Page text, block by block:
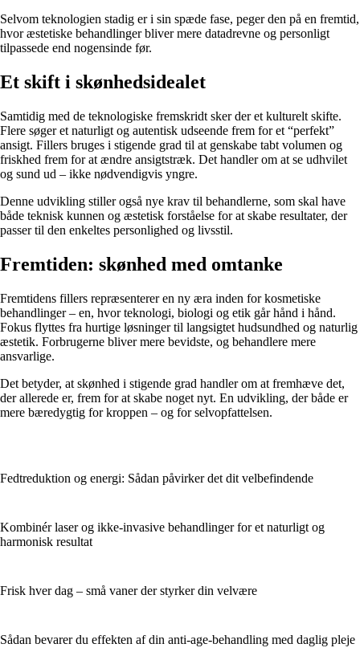
Selvom teknologien stadig er i sin spæde fase, peger den på en fremtid,
hvor æstetiske behandlinger bliver mere datadrevne og personligt
tilpassede end nogensinde før.
Et skift i skønhedsidealet
Samtidig med de teknologiske fremskridt sker der et kulturelt skifte.
Flere søger et naturligt og autentisk udseende frem for et “perfekt”
ansigt. Fillers bruges i stigende grad til at genskabe tabt volumen og
friskhed frem for at ændre ansigtstræk. Det handler om at se udhvilet
og sund ud – ikke nødvendigvis yngre.
Denne udvikling stiller også nye krav til behandlerne, som skal have
både teknisk kunnen og æstetisk forståelse for at skabe resultater, der
passer til den enkeltes personlighed og livsstil.
Fremtiden: skønhed med omtanke
Fremtidens fillers repræsenterer en ny æra inden for kosmetiske
behandlinger – en, hvor teknologi, biologi og etik går hånd i hånd.
Fokus flyttes fra hurtige løsninger til langsigtet hudsundhed og naturlig
æstetik. Forbrugerne bliver mere bevidste, og behandlere mere
ansvarlige.
Det betyder, at skønhed i stigende grad handler om at fremhæve det,
der allerede er, frem for at skabe noget nyt. En udvikling, der både er
mere bæredygtig for kroppen – og for selvopfattelsen.
Fedtreduktion og energi: Sådan påvirker det dit velbefindende
Kombinér laser og ikke-invasive behandlinger for et naturligt og
harmonisk resultat
Frisk hver dag – små vaner der styrker din velvære
Sådan bevarer du effekten af din anti-age-behandling med daglig pleje